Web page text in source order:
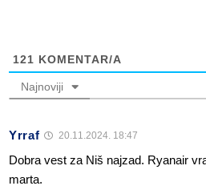
121 KOMENTAR/A
Najnoviji
Yrraf 20.11.2024. 18:47
Dobra vest za Niš najzad. Ryanair
marta.